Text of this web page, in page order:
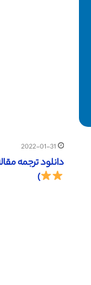
2022-01-31
دانلود ترجمه مقاله
)